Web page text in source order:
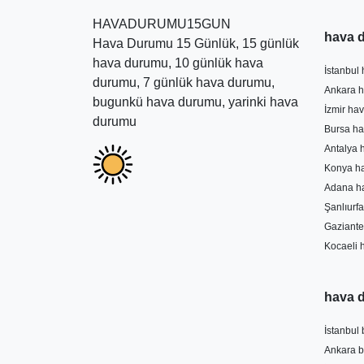
HAVADURUMU15GUN
Hava Durumu 15 Günlük, 15 günlük
hava durumu, 10 günlük hava
durumu, 7 günlük hava durumu,
bugunkü hava durumu, yarinki hava
durumu
hava
İstanbul
Ankara
İzmir
Bursa
Antalya
Konya
Adana
Kocaeli
hava
İstanbul
Ankara